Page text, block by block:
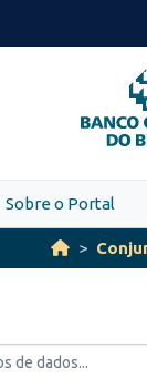
Sobre o Portal